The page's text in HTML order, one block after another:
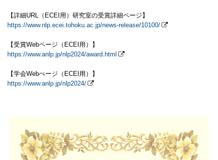
【詳細URL（ECEI用）研究室の受賞詳細ページ】
https://www.nlp.ecei.tohoku.ac.jp/news-release/10100/
【受賞Webページ（ECEI用）】
https://www.anlp.jp/nlp2024/award.html
【学会Webぺージ（ECEI用）】
https://www.anlp.jp/nlp2024/